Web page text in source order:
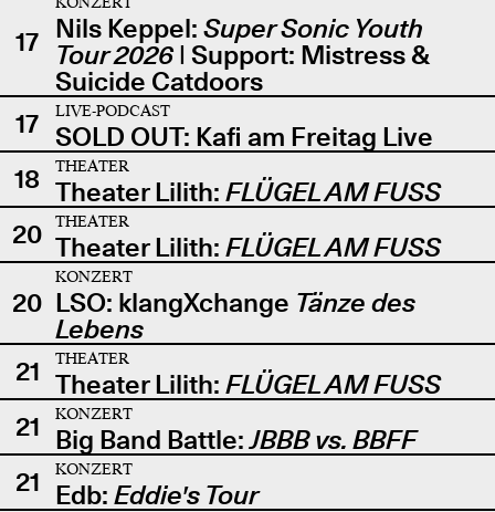
17 Nils Keppel: Super Sonic Youth
Tour 2026| Support: Mistress &
Suicide Catdoors
17
LIVE-PODCAST
SOLD OUT: Kafi am Freitag Live
18
THEATER
Theater Lilith: FLÜGEL AM FUSS
20
THEATER
Theater Lilith: FLÜGEL AM FUSS
20
KONZERT
LSO: klangXchange Tänze des
Lebens
21
THEATER
Theater Lilith: FLÜGEL AM FUSS
21
KONZERT
Big Band Battle:JBBB vs. BBFF
21
KONZERT
Edb: Eddie's Tour